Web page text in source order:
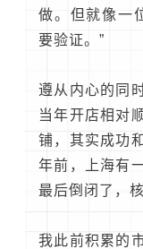
做。但就像一
要验证。”
遵从内心的同
当年开店相对
铺，其实成功
年前，上海有
最后倒闭了，
我此前积累的